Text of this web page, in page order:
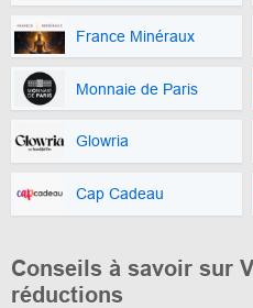
France Minéraux
Monnaie de Paris
Glowria
Cap Cadeau
Conseils à savoir sur
réductions